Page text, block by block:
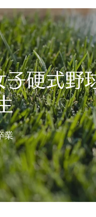
子硬式野
業